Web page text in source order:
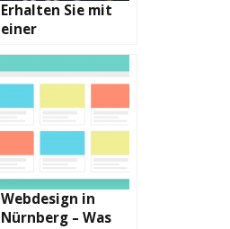
Erhalten Sie mit
einer
die perfekte
Unternehmenssoft
ware
Webdesign in
Nürnberg – Was